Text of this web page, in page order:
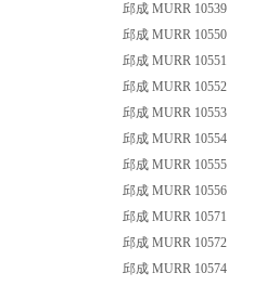
邱成 MURR 10539
邱成 MURR 10550
邱成 MURR 10551
邱成 MURR 10552
邱成 MURR 10553
邱成 MURR 10554
邱成 MURR 10555
邱成 MURR 10556
邱成 MURR 10571
邱成 MURR 10572
邱成 MURR 10574